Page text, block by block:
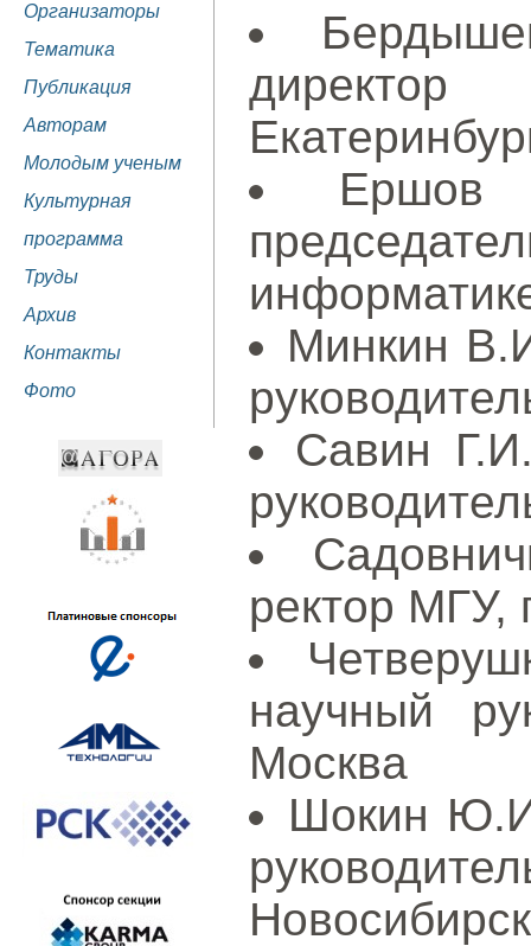
Организаторы
Тематика
Публикация
Авторам
Молодым ученым
Культурная
программа
Труды
Архив
Контакты
Фото
Минкин
Савин
ректор МГУ,
научный
Москва
Шокин
Новосибирск